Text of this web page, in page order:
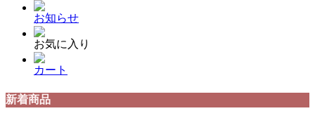
お知らせ
お気に入り
カート
新着商品